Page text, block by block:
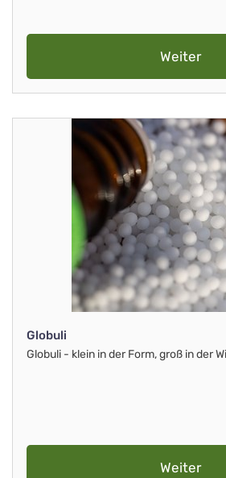
Weiter
Globuli
Globuli - klein in der Form, groß in der
Weiter